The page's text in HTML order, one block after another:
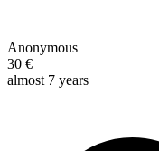
Anonymous
30 €
almost 7 years